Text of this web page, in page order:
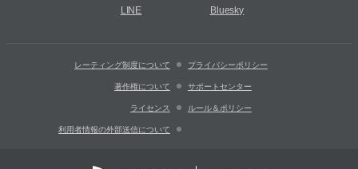
LINE Bluesky
レーティング制度について プライバシーポリシー
著作権について サポートセンター
ライセンス ルール＆ポリシー
利用者情報の外部送信について